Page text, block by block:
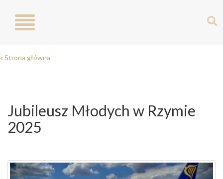
Toggle
navigation
« Strona główna
Jubileusz Młodych w Rzymie
2025